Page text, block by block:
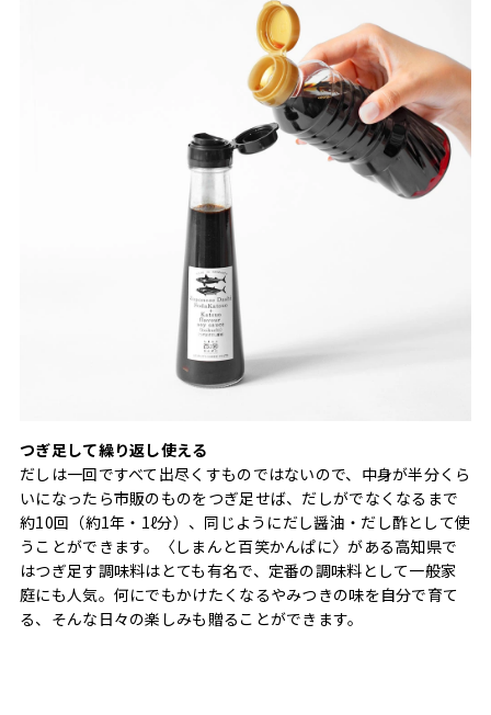
つぎ足して繰り返し使える
だしは一回ですべて出尽くすものではないので、中身が半分くら
いになったら市販のものをつぎ足せば、だしがでなくなるまで
約10回（約1年・1ℓ分）、同じようにだし醤油・だし酢として使
うことができます。〈しまんと百笑かんぱに〉がある高知県で
はつぎ足す調味料はとても有名で、定番の調味料として一般家
庭にも人気。何にでもかけたくなるやみつきの味を自分で育て
る、そんな日々の楽しみも贈ることができます。